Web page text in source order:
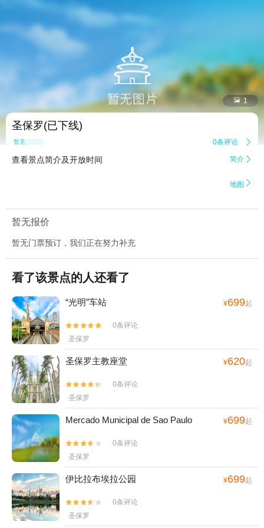
 1
圣保罗(已下线)
暂无点评 0条评论 
查看景点简介及开放时间 简介 
地图 
暂无报价
暂无门票预订，我们正在努力补充
看了该景点的人还看了
“光明”车站 ¥699起


0条评论
圣保罗
圣保罗主教座堂 ¥620起


0条评论
圣保罗
Mercado Municipal de Sao Paulo ¥699起


0条评论
圣保罗
伊比拉布埃拉公园 ¥699起


0条评论
圣保罗